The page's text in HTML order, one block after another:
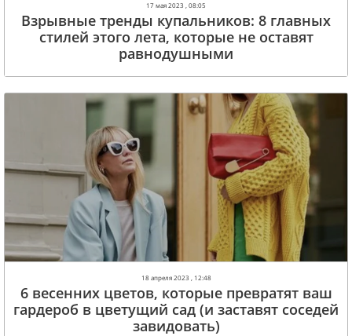
17 мая 2023 , 08:05
Взрывные тренды купальников: 8 главных
стилей этого лета, которые не оставят
равнодушными
18 апреля 2023 , 12:48
6 весенних цветов, которые превратят ваш
гардероб в цветущий сад (и заставят соседей
завидовать)